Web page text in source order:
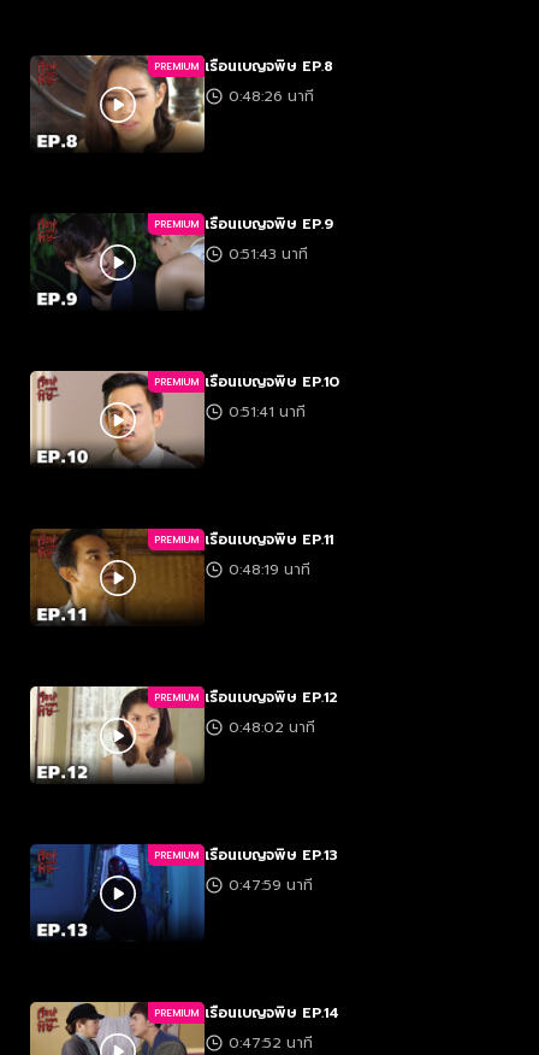
PREMIUM เรือนเบญจพิษ EP.8
0:48:26 นาที
PREMIUM เรือนเบญจพิษ EP.9
0:51:43 นาที
PREMIUM เรือนเบญจพิษ EP.10
0:51:41 นาที
PREMIUM เรือนเบญจพิษ EP.11
0:48:19 นาที
PREMIUM เรือนเบญจพิษ EP.12
0:48:02 นาที
PREMIUM เรือนเบญจพิษ EP.13
0:47:59 นาที
PREMIUM เรือนเบญจพิษ EP.14
0:47:52 นาที